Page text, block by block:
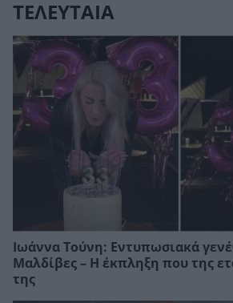
ΤΕΛΕΥΤΑΙΑ
Ιωάννα Τούνη: Εντυπωσιακά
Μαλδίβες – Η έκπληξη που της
της